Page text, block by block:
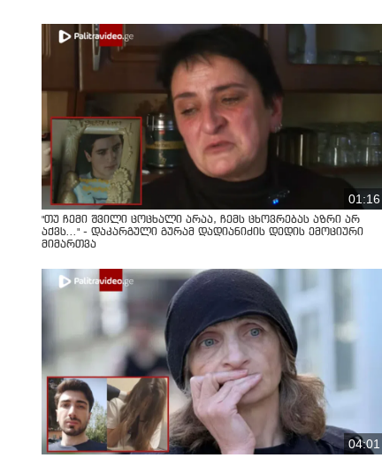
01:16
"თუ ჩემი შვილი ცოცხალი არაა, ჩემს ცხოვრებას აზრი არ
აქვს..." - დაკარგული გურამ დადიანიძის დედის ემოციური
მიმართვა
04:01